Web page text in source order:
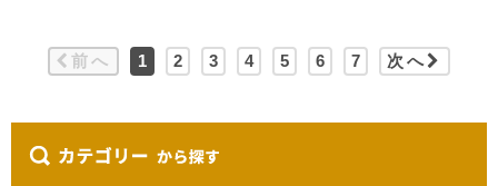
前へ 1 2 3 4 5 6 7 次へ